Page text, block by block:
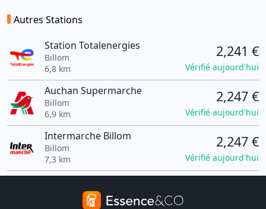
Autres Stations
Station Totalenergies
Billom
6,8 km
2,241 €
Vérifié aujourd'hui
Auchan Supermarche
Billom
6,9 km
2,247 €
Vérifié aujourd'hui
Intermarche Billom
Billom
7,3 km
2,247 €
Vérifié aujourd'hui